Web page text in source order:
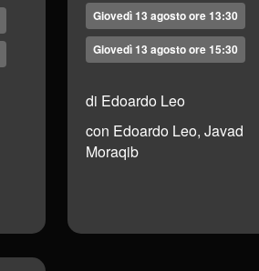
Giovedì 13 agosto ore 13:30
Giovedì 13 agosto ore 15:30
di Edoardo Leo
con Edoardo Leo, Javad
Moraqib